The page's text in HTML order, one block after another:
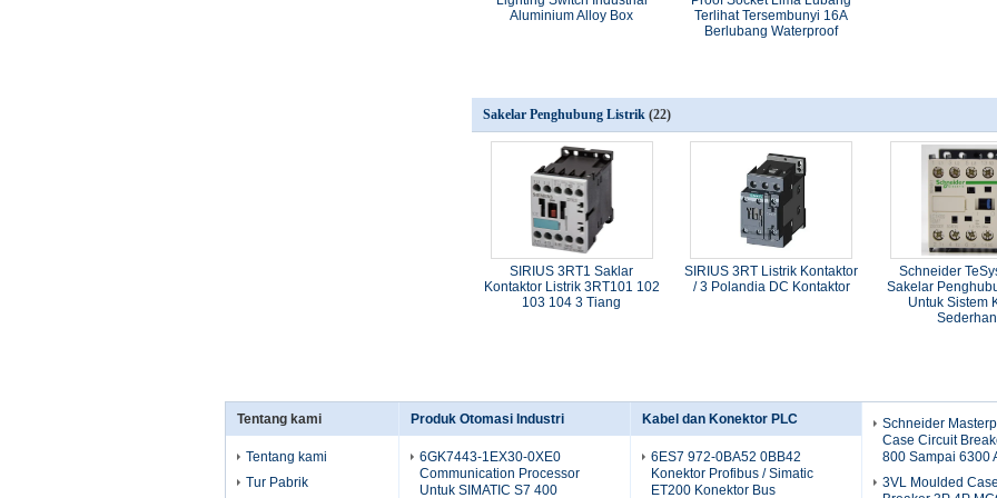
Aluminium Alloy Box
Terlihat Tersembunyi 16A
Berlubang Waterproof
Sakelar Penghubung Listrik (22)
SIRIUS 3RT1 Saklar
Kontaktor Listrik 3RT101 102
103 104 3 Tiang
SIRIUS 3RT Listrik Kontaktor
/ 3 Polandia DC Kontaktor
Schneider
Sakelar
Untuk Sistem
Tentang kami
Tentang kami
Tur Pabrik
Produk Otomasi Industri
6GK7443-1EX30-0XE0
Communication Processor
Untuk SIMATIC S7 400
Kabel dan Konektor PLC
6ES7 972-0BA52 0BB42
Konektor Profibus / Simatic
ET200 Konektor Bus
Schneider
Case Circuit
800 Sampai 6300
3VL Moulded Case